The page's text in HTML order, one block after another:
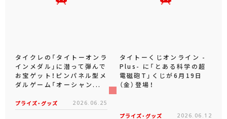
タイクレの「タイトーオンラ
インメダル」に潜って弾んで
お宝ゲット！ピンパネル型メ
ダルゲーム「オーシャン...
プライズ・グッズ 2026.06.25
タイトーくじオンライン -
Plus- に「とある科学の超
電磁砲T」くじが6月19日
（金）登場！
プライズ・グッズ 2026.06.12